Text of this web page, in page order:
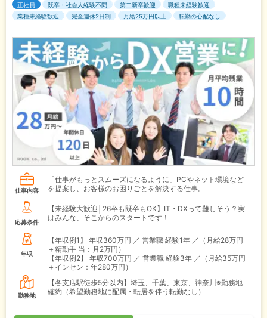
正社員 既卒・社会人経験不問 第二新卒歓迎
職種未経験歓迎
業種未経験歓迎
完全週休2日制 月給25万円以上 転勤の心配なし
仕事内容
「仕事がもっとスムーズになるように」PCやネット環境など
を提案し、お客様のお困りごとを解決する仕事。
応募条件
【未経験大歓迎│26卒も既卒もOK】IT・DXって難しそう？実
はみんな、そこからのスタートです！
年収
【年収例1】
年収360万円 ／ 営業職 経験1年 ／（月給28万円
＋精勤手 当：月2万円）
【年収例2】
年収700万円 ／ 営業職 経験3年 ／（月給35万円
＋インセン：年280万円）
勤務地
【各支店駅徒歩5分以内】埼玉、千葉、東京、神奈川※勤務地
確約（希望勤務地に配属・転居を伴う転勤なし）